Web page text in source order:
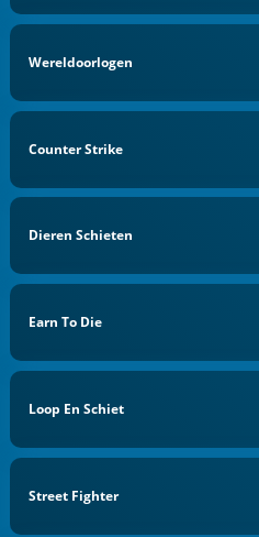
Wereldoorlogen
Counter Strike
Dieren Schieten
Earn To Die
Loop En Schiet
Street Fighter